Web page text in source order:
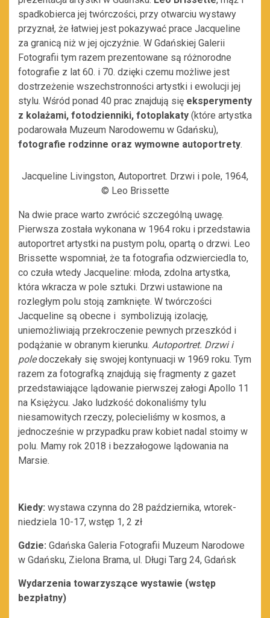
spadkobierca jej twórczości, przy otwarciu wystawy
przyznał, że łatwiej jest pokazywać prace Jacqueline
za granicą niż w jej ojczyźnie. W Gdańskiej Galerii
Fotografii tym razem prezentowane są różnorodne
fotografie z lat 60. i 70. dzięki czemu możliwe jest
dostrzeżenie wszechstronności artystki i ewolucji jej
stylu. Wśród ponad 40 prac znajdują się eksperymenty
z kolażami, fotodzienniki, fotoplakaty (które artystka
podarowała Muzeum Narodowemu w Gdańsku),
fotografie rodzinne oraz wymowne autoportrety.
Jacqueline Livingston, Autoportret. Drzwi i pole, 1964,
© Leo Brissette
Na dwie prace warto zwrócić szczególną uwagę.
Pierwsza została wykonana w 1964 roku i przedstawia
autoportret artystki na pustym polu, opartą o drzwi. Leo
Brissette wspomniał, że ta fotografia odzwierciedla to,
co czuła wtedy Jacqueline: młoda, zdolna artystka,
która wkracza w pole sztuki. Drzwi ustawione na
rozległym polu stoją zamknięte. W twórczości
Jacqueline są obecne i symbolizują izolację,
uniemożliwiają przekroczenie pewnych przeszkód i
podążanie w obranym kierunku. Autoportret. Drzwi i
poledoczekały się swojej kontynuacji w 1969 roku. Tym
razem za fotografką znajdują się fragmenty z gazet
przedstawiające lądowanie pierwszej załogi Apollo 11
na Księżycu. Jako ludzkość dokonaliśmy tylu
niesamowitych rzeczy, polecieliśmy w kosmos, a
jednocześnie w przypadku praw kobiet nadal stoimy w
polu. Mamy rok 2018 i bezzałogowe lądowania na
Marsie.
Kiedy: wystawa czynna do 28 października, wtorek-
niedziela 10-17, wstęp 1, 2 zł
Gdzie: Gdańska Galeria Fotografii Muzeum Narodowe
w Gdańsku, Zielona Brama, ul. Długi Targ 24, Gdańsk
Wydarzenia towarzyszące wystawie (wstęp
bezpłatny)